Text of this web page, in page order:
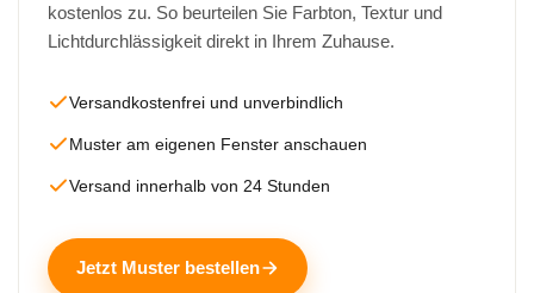
kostenlos zu. So beurteilen Sie Farbton, Textur und
Lichtdurchlässigkeit direkt in Ihrem Zuhause.
Versandkostenfrei und unverbindlich
Muster am eigenen Fenster anschauen
Versand innerhalb von 24 Stunden
Jetzt Muster bestellen